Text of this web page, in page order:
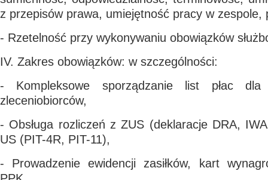
z przepisów prawa, umiejętność pracy w zespole,
- Rzetelność przy wykonywaniu obowiązków
IV. Zakres obowiązków: w szczególności:
- Kompleksowe sporządzanie list płac dla
zleceniobiorców,
- Obsługa rozliczeń z ZUS (deklaracje DRA,
US (PIT-4R, PIT-11),
- Prowadzenie ewidencji zasiłków, kart